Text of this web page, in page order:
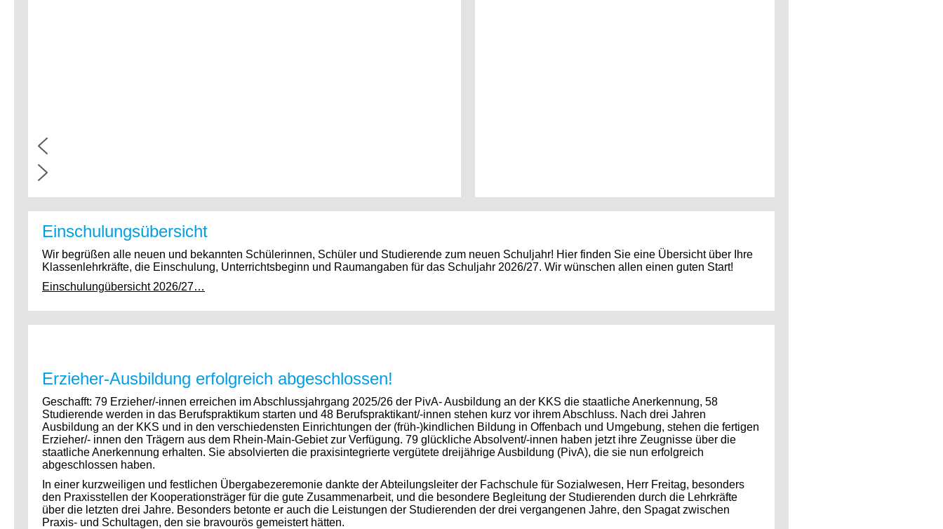
Einschulungsübersicht
Wir begrüßen alle neuen und bekannten Schülerinnen, Schüler und Studierende zum neuen Schuljahr! Hier finden Sie eine Übersicht über Ihre
Klassenlehrkräfte, die Einschulung, Unterrichtsbeginn und Raumangaben für das Schuljahr 2026/27. Wir wünschen allen einen guten Start!
Einschulungübersicht 2026/27…
Erzieher-Ausbildung erfolgreich abgeschlossen!
Geschafft: 79 Erzieher/-innen erreichen im Abschlussjahrgang 2025/26 der PivA- Ausbildung an der KKS die staatliche Anerkennung, 58
Studierende werden in das Berufspraktikum starten und 48 Berufspraktikant/-innen stehen kurz vor ihrem Abschluss. Nach drei Jahren
Ausbildung an der KKS und in den verschiedensten Einrichtungen der (früh-)kindlichen Bildung in Offenbach und Umgebung, stehen die fertigen
Erzieher/- innen den Trägern aus dem Rhein-Main-Gebiet zur Verfügung. 79 glückliche Absolvent/-innen haben jetzt ihre Zeugnisse über die
staatliche Anerkennung erhalten. Sie absolvierten die praxisintegrierte vergütete dreijährige Ausbildung (PivA), die sie nun erfolgreich
abgeschlossen haben.
In einer kurzweiligen und festlichen Übergabezeremonie dankte der Abteilungsleiter der Fachschule für Sozialwesen, Herr Freitag, besonders
den Praxisstellen der Kooperationsträger für die gute Zusammenarbeit, und die besondere Begleitung der Studierenden durch die Lehrkräfte
über die letzten drei Jahre. Besonders betonte er auch die Leistungen der Studierenden der drei vergangenen Jahre, den Spagat zwischen
Praxis- und Schultagen, den sie bravourös gemeistert hätten.